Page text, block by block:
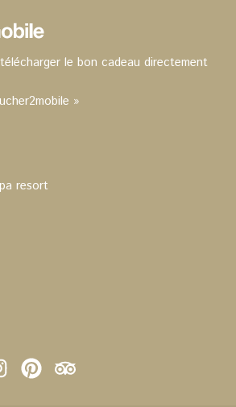
le bon cadeau directement
»
resort
PinterestTripadvisor